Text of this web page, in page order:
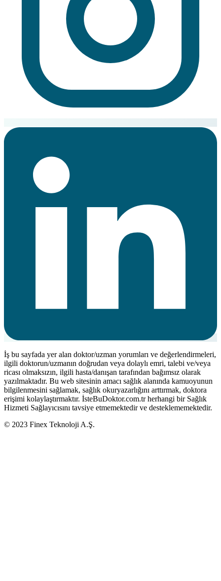
İş bu sayfada yer alan doktor/uzman yorumları ve değerlendirmeleri,
ilgili doktorun/uzmanın doğrudan veya dolaylı emri, talebi ve/veya
ricası olmaksızın, ilgili hasta/danışan tarafından bağımsız olarak
yazılmaktadır. Bu web sitesinin amacı sağlık alanında kamuoyunun
bilgilenmesini sağlamak, sağlık okuryazarlığını arttırmak, doktora
erişimi kolaylaştırmaktır. İsteBuDoktor.com.tr herhangi bir Sağlık
Hizmeti Sağlayıcısını tavsiye etmemektedir ve desteklememektedir.
© 2023 Finex Teknoloji A.Ş.